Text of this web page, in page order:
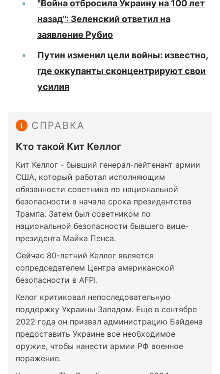
"Война отбросила Украину на 100 лет
назад": Зеленский ответил на
заявление Рубио
Путин изменил цели войны: известно,
где оккупанты сконцентрируют свои
усилия
СПРАВКА
Кто такой Кит Келлог
Кит Келлог - бывший генерал-лейтенант армии
США, который работал исполняющим
обязанности советника по национальной
безопасности в начале срока президентства
Трампа. Затем был советником по
национальной безопасности бывшего вице-
президента Майка Пенса.
Сейчас 80-летний Келлог является
сопредседателем Центра американской
безопасности в AFPI.
Келог критиковал непоследовательную
поддержку Украины Западом. Еще в сентябре
2022 года он призвал администрацию Байдена
предоставить Украине все необходимое
оружие, чтобы нанести армии РФ военное
поражение.